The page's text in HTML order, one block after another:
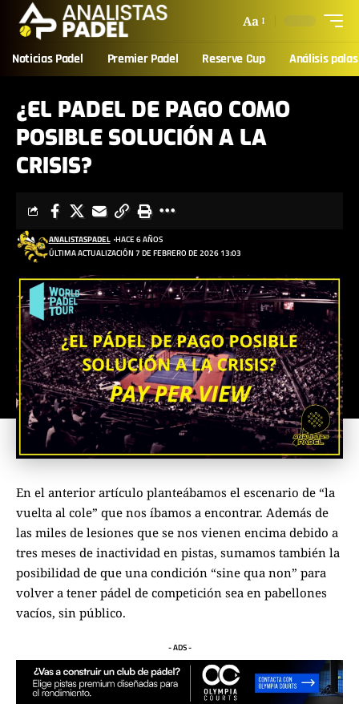
Aa
Noticias Padel Premier Padel Reserve Cup Análisis palas
¿EL PADEL DE PAGO COMO
POSIBLE SOLUCIÓN A LA
CRISIS?
ÚLTIMA ACTUALIZACIÓN 7 DE FEBRERO DE 2026 13:03
ANALISTASPADEL HACE 6 AÑOS
En el anterior artículo planteábamos el escenario de “la
vuelta al cole” que nos íbamos a encontrar. Además de
las miles de lesiones que se nos vienen encima debido a
tres meses de inactividad en pistas, sumamos también la
posibilidad de que una condición “sine qua non” para
volver a tener pádel de competición sea en pabellones
vacíos, sin público.
- ADS -